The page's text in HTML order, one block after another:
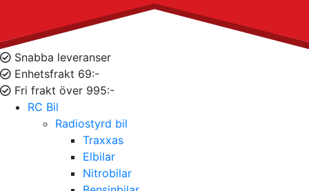
Snabba leveranser
Enhetsfrakt 69:-
Fri frakt över 995:-
RC Bil
Radiostyrd bil
Traxxas
Elbilar
Nitrobilar